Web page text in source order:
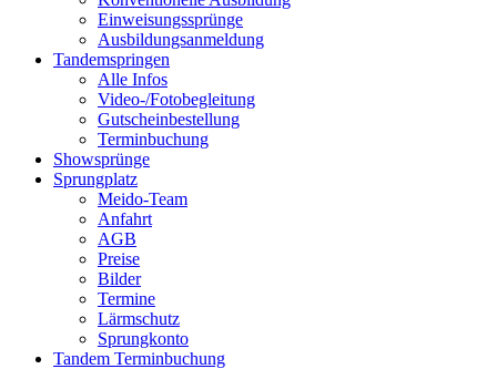
Einweisungssprünge
Ausbildungsanmeldung
Tandemspringen
Alle Infos
Video-/Fotobegleitung
Gutscheinbestellung
Terminbuchung
Showsprünge
Sprungplatz
Meido-Team
Anfahrt
AGB
Preise
Bilder
Termine
Lärmschutz
Sprungkonto
Tandem Terminbuchung